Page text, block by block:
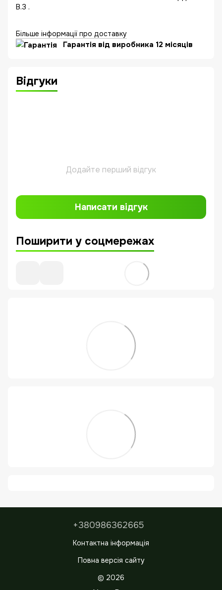
В.З .
Більше інформації про доставку
Гарантія від виробника 12 місяців
Відгуки
Додайте перший відгук
Написати відгук
Поширити у соцмережах
+380986362665
Контактна інформація
Повна версія сайту
© 2026